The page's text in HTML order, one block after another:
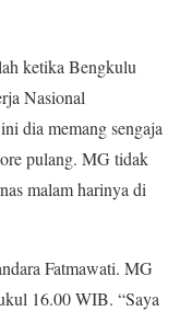
ketika Bengkulu
Nasional
dia memang sengaja
pulang. MG tidak
malam harinya di
Fatmawati. MG
16.00 WIB. “Saya